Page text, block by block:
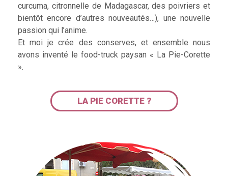
curcuma, citronnelle de Madagascar, des poivriers et
bientôt encore d’autres nouveautés…), une nouvelle
passion qui l’anime.
Et moi je crée des conserves, et ensemble nous
avons inventé le food-truck paysan « La Pie-Corette
».
LA PIE CORETTE ?